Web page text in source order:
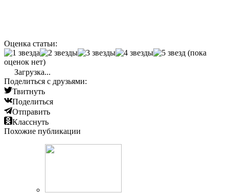
Оценка статьи:
(пока
оценок нет)
Загрузка...
Поделиться с друзьями:
Твитнуть
Поделиться
Отправить
Класснуть
Похожие публикации